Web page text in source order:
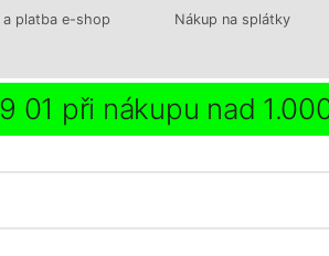
a platba e-shop Nákup na splátky
01 při nákupu nad